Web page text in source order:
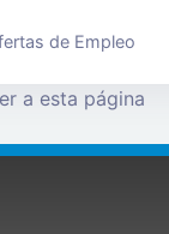
de Empleo
a esta página